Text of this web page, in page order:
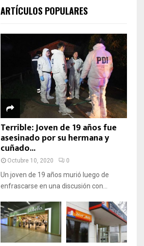
ARTÍCULOS POPULARES
Terrible: Joven de 19 años fue
asesinado por su hermana y
cuñado...
Octubre 10, 2020 0
Un joven de 19 años murió luego de
enfrascarse en una discusión con...